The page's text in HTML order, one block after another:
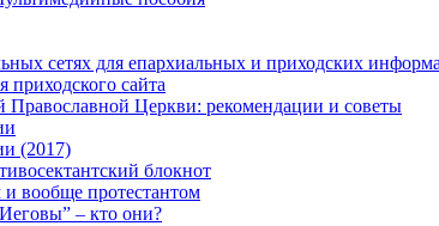
сетях для епархиальных и приходских
приходского сайта
Православной Церкви: рекомендации и советы
(2017)
блокнот
и вообще протестантом
– кто они?